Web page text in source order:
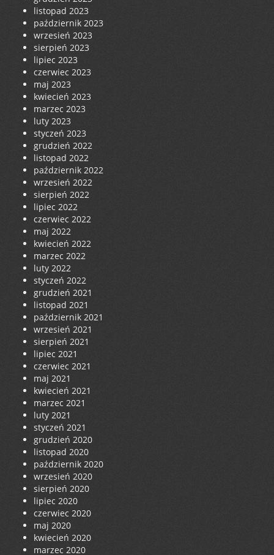
listopad 2023
październik 2023
wrzesień 2023
sierpień 2023
lipiec 2023
czerwiec 2023
maj 2023
kwiecień 2023
marzec 2023
luty 2023
styczeń 2023
grudzień 2022
listopad 2022
październik 2022
wrzesień 2022
sierpień 2022
lipiec 2022
czerwiec 2022
maj 2022
kwiecień 2022
marzec 2022
luty 2022
styczeń 2022
grudzień 2021
listopad 2021
październik 2021
wrzesień 2021
sierpień 2021
lipiec 2021
czerwiec 2021
maj 2021
kwiecień 2021
marzec 2021
luty 2021
styczeń 2021
grudzień 2020
listopad 2020
październik 2020
wrzesień 2020
sierpień 2020
lipiec 2020
czerwiec 2020
maj 2020
kwiecień 2020
marzec 2020